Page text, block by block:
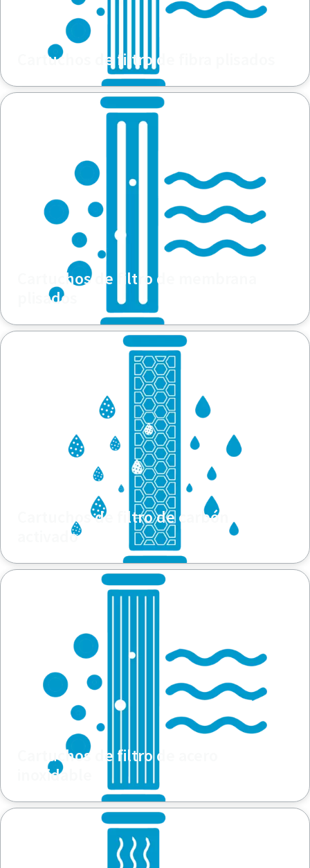
Cartuchos de filtro de fibra plisados
Cartuchos de filtro de membrana
plisados
Cartuchos de filtro de carbón
activado
Cartuchos de filtro de acero
inoxidable